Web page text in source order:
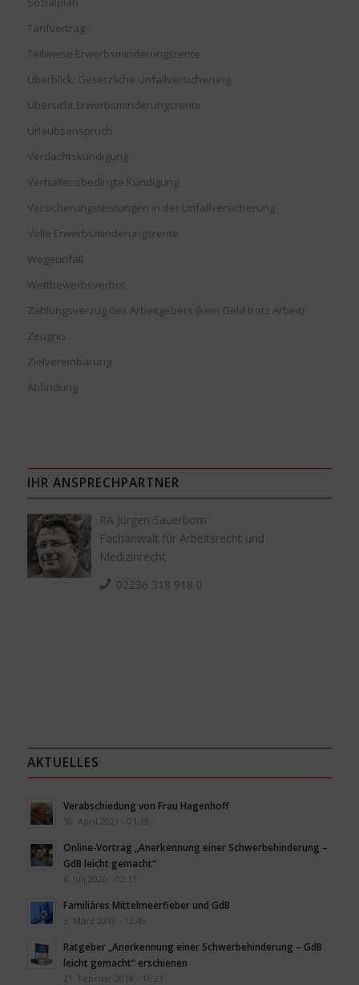
Tarifvertrag
Teilweise Erwerbsminderungsrente
Überblick: Gesetzliche Unfallversicherung
Übersicht Erwerbsminderungsrente
Urlaubsanspruch
Verdachtskündigung
Verhaltensbedingte Kündigung
Versicherungsleistungen in der Unfallversicherung
Volle Erwerbsminderungsrente
Wegeunfall
Wettbewerbsverbot
Zahlungsverzug des Arbeitgebers (kein Geld trotz Arbeit)
Zeugnis
Zielvereinbarung
Abfindung
IHR ANSPRECHPARTNER
RA Jürgen Sauerborn
Fachanwalt für Arbeitsrecht und
Medizinrecht
02236 318 918 0
AKTUELLES
Verabschiedung von Frau Hagenhoff
30. April 2021 - 01:39
Online-Vortrag „Anerkennung einer Schwerbehinderung –
GdB leicht gemacht“
6. Juli 2020 - 02:13
Familiäres Mittelmeerfieber und GdB
3. März 2018 - 12:49
Ratgeber „Anerkennung einer Schwerbehinderung – GdB
leicht gemacht“ erschienen
21. Februar 2018 - 16:21